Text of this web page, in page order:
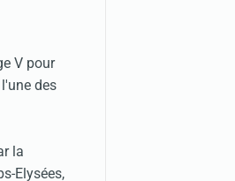
V pour
l'une des
la
Elysées,